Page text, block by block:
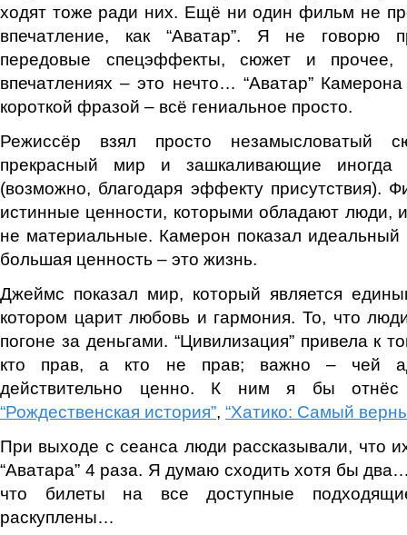
ходят тоже ради них. Ещё ни один фильм не
впечатление, как “Аватар”. Я не говорю
передовые спецэффекты, сюжет и
впечатлениях – это нечто… “Аватар”
короткой фразой – всё гениальное просто.
Режиссёр взял просто незамысловатый
прекрасный мир и зашкаливающие
(возможно, благодаря эффекту присутствия).
истинные ценности, которыми обладают люди,
не материальные. Камерон показал
большая ценность – это жизнь.
Джеймс показал мир, который является
котором царит любовь и гармония. То, что
погоне за деньгами. “Цивилизация” привела к
кто прав, а кто не прав; важно – чей
действительно ценно. К ним я бы
“Рождественская история”, “Хатико: Самый
При выходе с сеанса люди рассказывали, что
“Аватара” 4 раза. Я думаю сходить хотя бы
что билеты на все доступные
раскуплены…